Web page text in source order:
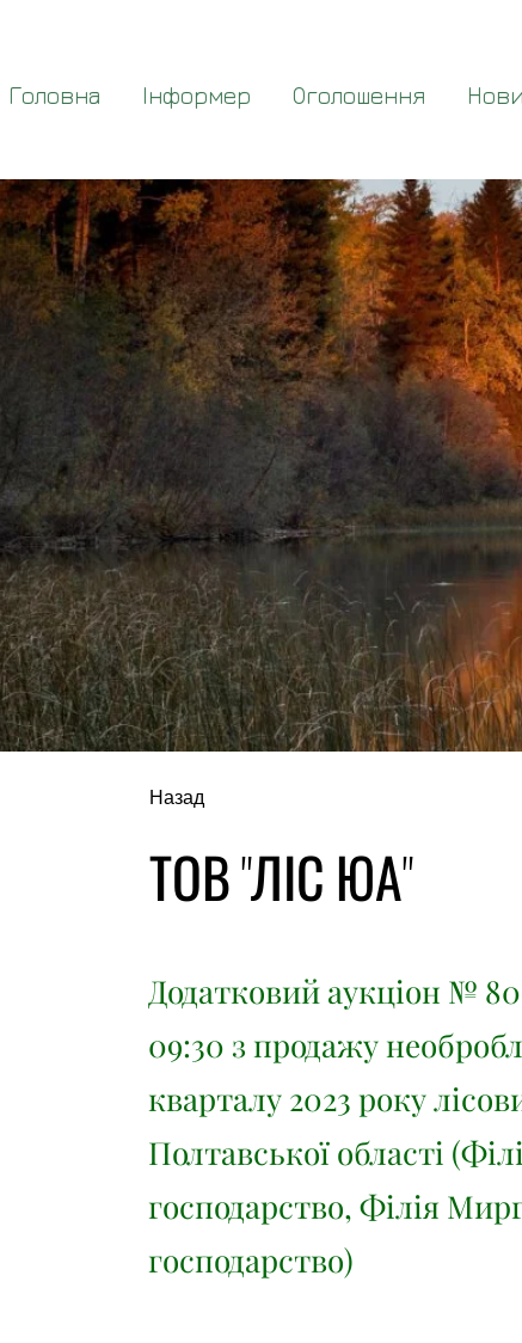
Головна Інформер Оголошення
Назад
ТОВ "ЛІС ЮА"
Додатковий аукціон №
09:30 з продажу
кварталу 2023 року
Полтавської області
господарство, Філія
господарство)